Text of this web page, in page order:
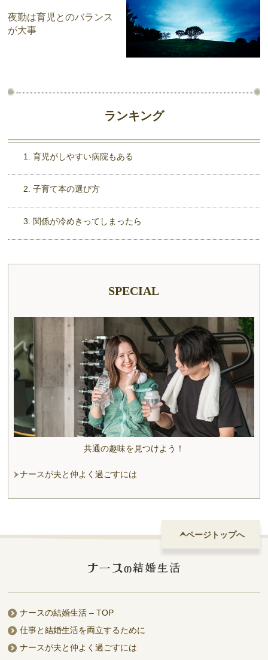
夜勤は育児とのバランス
が大事
ランキング
育児がしやすい病院もある
子育て本の選び方
関係が冷めきってしまったら
SPECIAL
共通の趣味を見つけよう！
ナースが夫と仲よく過ごすには
ページトップへ
ナースの結婚生活 – TOP
仕事と結婚生活を両立するために
ナースが夫と仲よく過ごすには